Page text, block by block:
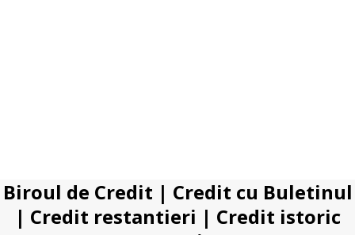
Biroul de Credit | Credit cu Buletinul
| Credit restantieri | Credit istoric